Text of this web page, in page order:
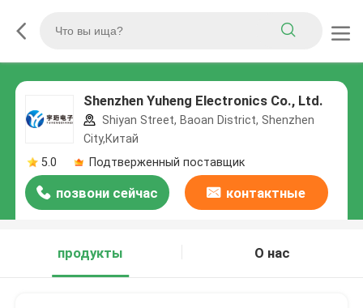
Shenzhen Yuheng Electronics Co., Ltd.
Shiyan Street, Baoan District, Shenzhen
City,Китай
5.0
Подтверженный поставщик
позвони сейчас контактные
продукты
О нас